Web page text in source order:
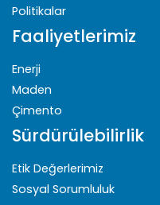
Politikalar
Faaliyetlerimiz
Enerji
Maden
Çimento
Sürdürülebilirlik
Etik Değerlerimiz
Sosyal Sorumluluk